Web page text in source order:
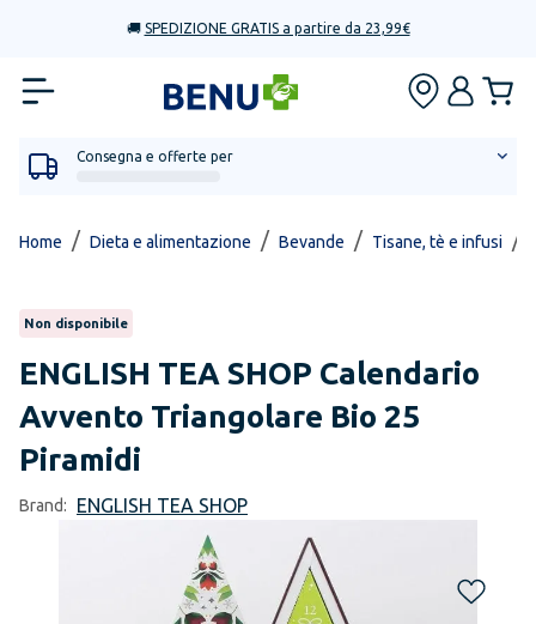
🚚 SPEDIZIONE GRATIS a partire da 23,99€
Consegna e offerte per
Home / Dieta e alimentazione / Bevande / Tisane, tè e infusi /
Non disponibile
ENGLISH TEA SHOP Calendario
Avvento Triangolare Bio 25
Piramidi
Brand: ENGLISH TEA SHOP